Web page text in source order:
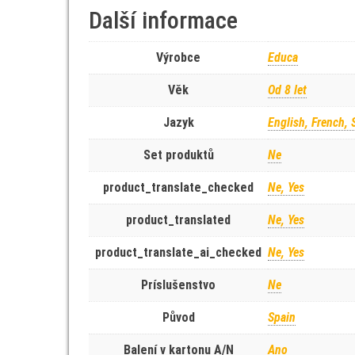
Další informace
Výrobce Educa
Věk Od 8 let
Jazyk English, French,
Set produktů Ne
product_translate_checked Ne, Yes
product_translated Ne, Yes
product_translate_ai_checked Ne, Yes
Príslušenstvo Ne
Původ Spain
Balení v kartonu A/N Ano